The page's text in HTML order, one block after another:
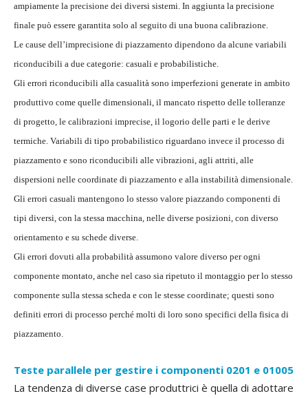
ampiamente la precisione dei diversi sistemi. In aggiunta la precisione
finale può essere garantita solo al seguito di una buona calibrazione.
Le cause dell’imprecisione di piazzamento dipendono da alcune variabili
riconducibili a due categorie: casuali e probabilistiche.
Gli errori riconducibili alla casualità sono imperfezioni generate in ambito
produttivo come quelle dimensionali, il mancato rispetto delle tolleranze
di progetto, le calibrazioni imprecise, il logorio delle parti e le derive
termiche. Variabili di tipo probabilistico riguardano invece il processo di
piazzamento e sono riconducibili alle vibrazioni, agli attriti, alle
dispersioni nelle coordinate di piazzamento e alla instabilità dimensionale.
Gli errori casuali mantengono lo stesso valore piazzando componenti di
tipi diversi, con la stessa macchina, nelle diverse posizioni, con diverso
orientamento e su schede diverse.
Gli errori dovuti alla probabilità assumono valore diverso per ogni
componente montato, anche nel caso sia ripetuto il montaggio per lo stesso
componente sulla stessa scheda e con le stesse coordinate; questi sono
definiti errori di processo perché molti di loro sono specifici della fisica di
piazzamento.
Teste parallele per gestire i componenti 0201 e 01005
La tendenza di diverse case produttrici è quella di adottare